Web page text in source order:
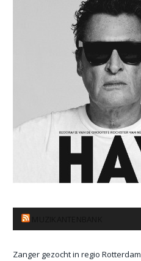
Zanger gezocht in regio Rotterdam